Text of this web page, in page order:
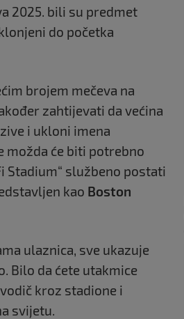
2025. bili su predmet
do početka
brojem mečeva na
zahtijevati da većina
i ukloni imena
možda će biti potrebno
Stadium“ službeno postati
kao Boston
ulaznica, sve ukazuje
Bilo da ćete utakmice
kroz stadione i
svijetu.